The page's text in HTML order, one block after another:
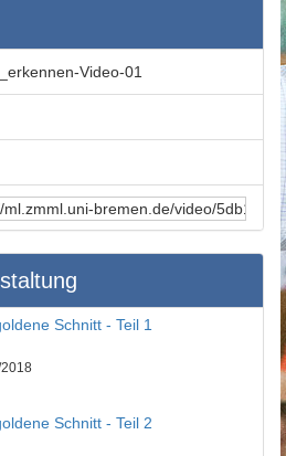
Video-01
Schnitt - Teil 1
Schnitt - Teil 2